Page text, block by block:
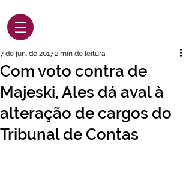
Com voto contra de
Majeski, Ales dá aval à
alteração de cargos do
Tribunal de Contas
7 de jun. de 20172 min de leitura